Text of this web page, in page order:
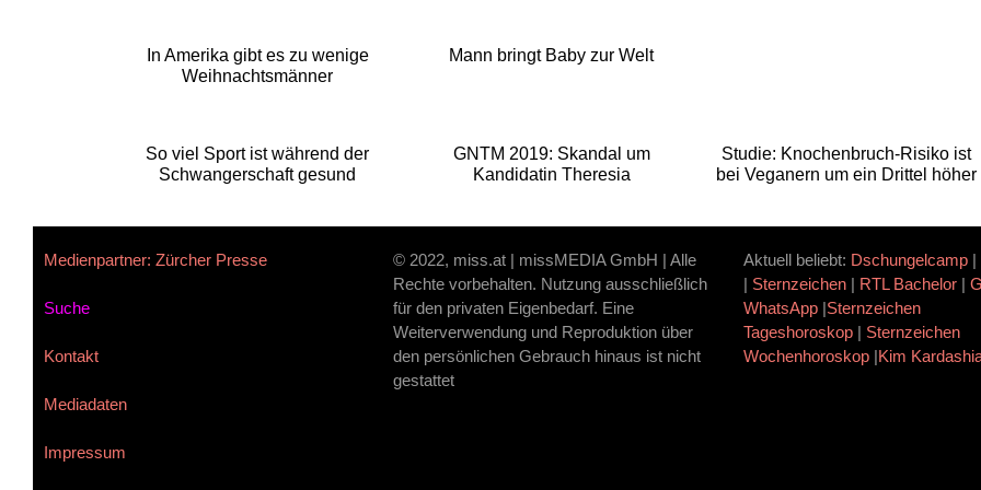
In Amerika gibt es zu wenige
Weihnachtsmänner
Mann bringt Baby zur Welt
So viel Sport ist während der
Schwangerschaft gesund
GNTM 2019: Skandal um
Kandidatin Theresia
Studie: Knochenbruch-Risiko ist
bei Veganern um ein Drittel höher
Medienpartner: Zürcher Presse
Suche
Kontakt
Mediadaten
Impressum
© 2022, miss.at | missMEDIA GmbH | Alle
Rechte vorbehalten. Nutzung ausschließlich
für den privaten Eigenbedarf. Eine
Weiterverwendung und Reproduktion über
den persönlichen Gebrauch hinaus ist nicht
gestattet
Aktuell beliebt: Dschungelcamp|
| Sternzeichen| RTL Bachelor|
WhatsApp|Sternzeichen
Tageshoroskop| Sternzeichen
Wochenhoroskop|Kim